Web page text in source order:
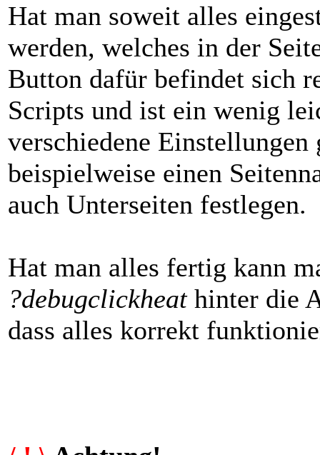
Hat man soweit alles
werden, welches in der
Button dafür befindet sich
Scripts und ist ein wenig
verschiedene
beispielweise einen
auch Unterseiten festlegen.
Hat man alles fertig kann
?debugclickheathinter die
dass alles korrekt